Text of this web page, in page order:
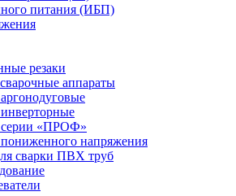
питания (ИБП)
резаки
аппараты
серии «ПРОФ»
напряжения
сварки ПВХ труб